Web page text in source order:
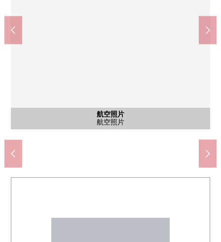
航空照片
航空照片
外觀
外觀
航空照片
航空照片
入口
入口休息室
入口
入口
共有部分
電梯間
共有部分
Welcome Rouge
共有部分
研究休息室
共有部分
休息室派對房
共有部分
休息室派對房
共有部分
小孩派對房
共有部分
Fitness Room
共有部分
Fitness Room
勝哄站(都營地下鐵大江戶線)(約50m)
步行1分鐘
LIFE勝鬨中間店(約50m)
步行1分鐘
東武店勝鬨店(約250m)
步行4分鐘
中央區立晴海西小學、中央區立晴海西中學校(約1100m)
步行14分鐘
勝鬨保育園(約500m)
步行7分鐘
勝鬨熱水(約500m)
步行7分鐘
人道橋(約60m)
步行1分鐘
中央勝鬨3郵局(約450m)
步行6分鐘
晴海特賴登(約550m)
步行7分鐘